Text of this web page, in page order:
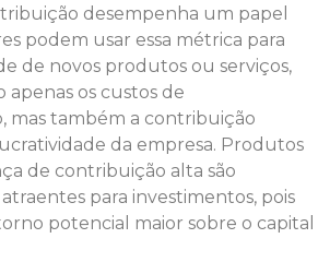
desempenha um papel
podem usar essa métrica para
de novos produtos ou serviços,
apenas os custos de
mas também a contribuição
da empresa. Produtos
de contribuição alta são
para investimentos, pois
potencial maior sobre o capital